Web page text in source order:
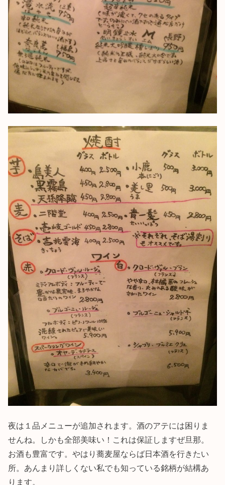
夜は１品メニューが追加されます。酒のアテには困りま
せんね。しかも全部美味い！これは保証しますぜ旦那。
お酒も豊富です。やはり蕎麦屋ならば日本酒を行きたい
所。あんまり詳しくない私でも知っている銘柄が結構あ
ります。